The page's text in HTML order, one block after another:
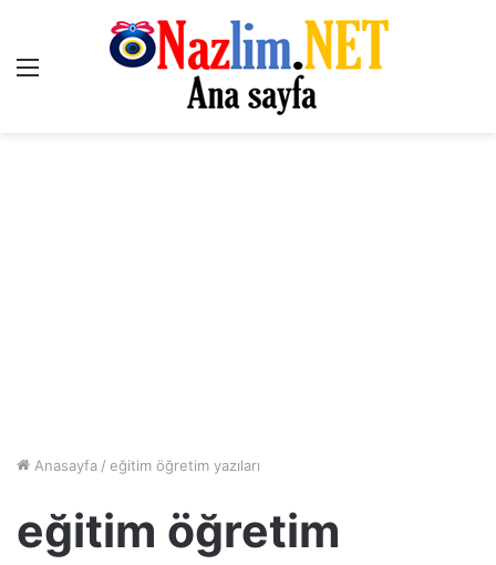
Menü
Anasayfa / eğitim öğretim yazıları
eğitim öğretim